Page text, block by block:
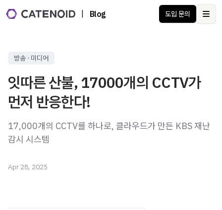
Blog 도입 문의
방송 · 미디어
잇따른 산불, 17000개의 CCTV가
17,000개의 CCTV를 하나로, 클라우드가 만든 KBS 재난
감시 시스템
Apr 28, 2025